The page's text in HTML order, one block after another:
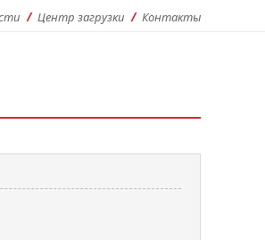
Центр загрузки Контакты